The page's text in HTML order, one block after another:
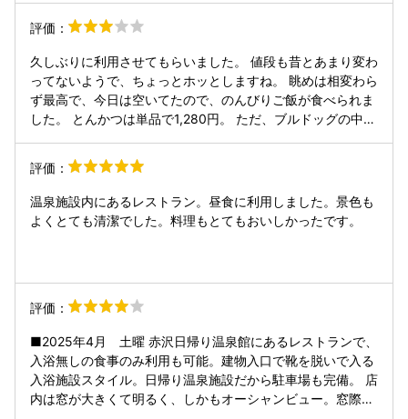
麺大盛りでたのんだ蕎麦が普通盛りで出てきた。大盛りでお
カタコトでも英語でコミュニケーションすべきだった。
と、唐揚げやフライなど、揚げ物はたまにハズレの時があり
ます。 ※添付写真の天ぷらはとても美味でした 周辺に直接的
に競合となるレストランがないため、また、赤沢温泉郷自体
のキャパシティが高くなっているため、 ピークタイムの混雑
が以前より激しく、日によっては設定されているラストオー
ダーより早く受付が終わることもありました。 夕食を遅めに
予定されている方は早めに受付をした方が良さそうです。
です。
評価：
久しぶりに利用させてもらいました。 値段も昔とあまり変わ
ってないようで、ちょっとホッとしますね。 眺めは相変わら
ず最高で、今日は空いてたので、のんびりご飯が食べられま
した。 とんかつは単品で1,280円。 ただ、ブルドッグの中濃
じゃないんだから、もう少し工夫して器に移すとかした方が
いい気がします。 スタッフの子たちは若い子が多くて、特に
良くも悪くもなく…って感じ。 肝心のとんかつは、たぶん冷
凍か作り置きっぽくて、ちょっと物足りなかったですね。 で
も、かき揚げは美味しいって言ってました！
評価：
温泉施設内にあるレストラン。昼食に利用しました。景色も
よくとても清潔でした。料理もとてもおいしかったです。
評価：
■2025年4月 土曜 赤沢日帰り温泉館にあるレストランで、
入浴無しの食事のみ利用も可能。建物入口で靴を脱いで入る
入浴施設スタイル。日帰り温泉施設だから駐車場も完備。 店
内は窓が大きくて明るく、しかもオーシャンビュー。窓際は